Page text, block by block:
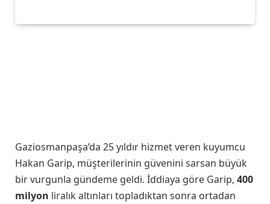
Gaziosmanpaşa’da 25 yıldır hizmet veren kuyumcu
Hakan Garip, müşterilerinin güvenini sarsan büyük
bir vurgunla gündeme geldi. İddiaya göre Garip, 400
milyon liralık altınları topladıktan sonra ortadan